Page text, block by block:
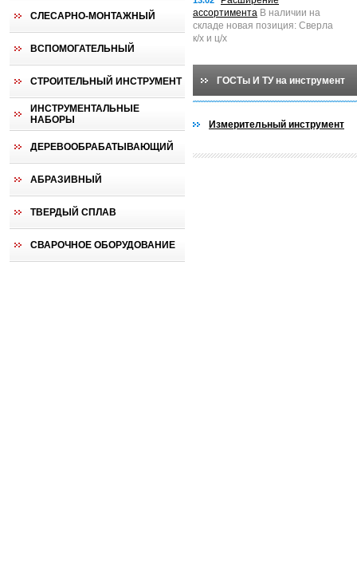
СЛЕСАРНО-МОНТАЖНЫЙ
ВСПОМОГАТЕЛЬНЫЙ
СТРОИТЕЛЬНЫЙ ИНСТРУМЕНТ
ИНСТРУМЕНТАЛЬНЫЕ
НАБОРЫ
ДЕРЕВООБРАБАТЫВАЮЩИЙ
АБРАЗИВНЫЙ
ТВЕРДЫЙ СПЛАВ
СВАРОЧНОЕ ОБОРУДОВАНИЕ
ассортимента В наличии на
складе новая позиция: Сверла
к/х и ц/х
ГОСТы И ТУ на инструмент
Измерительный инструмент